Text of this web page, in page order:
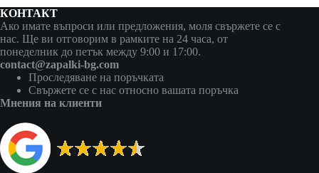
КОНТАКТ
Ако имате въпроси или предложения, моля свържете се с
нас. Ще ви отговорим в рамките на 24 часа, от
понеделник до петък между 9:00 и 17:00.
contact@zapalki-bg.com
Проследяване на поръчката
Свържете се с нас относно вашата поръчка
Мнения на клиенти